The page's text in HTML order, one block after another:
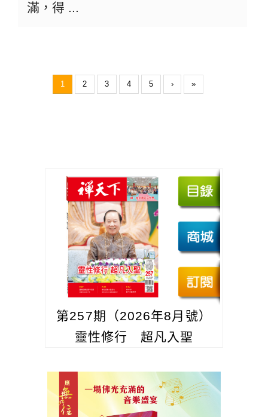
滿，得 ...
1 2 3 4 5 › »
第257期（2026年8月號）
靈性修行 超凡入聖